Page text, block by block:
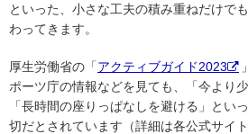
といった、小さな工夫の積み重ねだけで
わってきます。
厚生労働省の「アクティブガイド2023
ポーツ庁の情報などを見ても、「今より
「長時間の座りっぱなしを避ける」とい
切だとされています（詳細は各公式サイ